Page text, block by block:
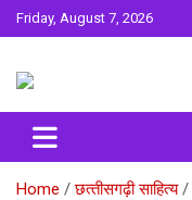
Skip
to
Friday, August 7, 2026
Surta
Home छत्‍तीसगढ़ी साहित्‍य